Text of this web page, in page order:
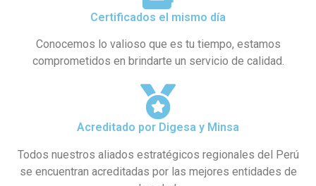
Certificados el mismo día
Conocemos lo valioso que es tu tiempo, estamos
comprometidos en brindarte un servicio de calidad.
Acreditado por Digesa y Minsa
Todos nuestros aliados estratégicos regionales del Perú
se encuentran acreditadas por las mejores entidades de